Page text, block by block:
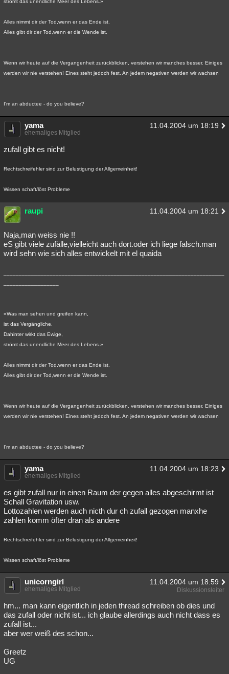
strömt das unendliche Meer des Lebens.»
Alles nimmt dir der Tod,wenn er das Ende ist.
Alles gibt dir der Tod,wenn er die Wende ist.
Wenn wir heute auf die Vergangenheit zurückblicken, verstehen wir manches besser. Einiges
werden wir nie verstehen! Eines steht jedoch fest. An jedem negativen werden wir wachsen
I'm an abductee - do you believe?
yama 11.04.2004 um 18:19
ehemaliges Mitglied
zufall gibt es nicht!
Rechtschreifehler sind zur Belustigung der Allgemeinheit!
Wissen schaft/löst Probleme
raupi 11.04.2004 um 18:21
Naja,man weiss nie !!
eS gibt viele zufälle,vielleicht auch dort.oder ich liege falsch.man
wird sehn wie sich alles entwickelt mit el quaida
«Was man sehen und greifen kann,
ist das Vergängliche.
Dahinter wirkt das Ewige,
strömt das unendliche Meer des Lebens.»
Alles nimmt dir der Tod,wenn er das Ende ist.
Alles gibt dir der Tod,wenn er die Wende ist.
Wenn wir heute auf die Vergangenheit zurückblicken, verstehen wir manches besser. Einiges
werden wir nie verstehen! Eines steht jedoch fest. An jedem negativen werden wir wachsen
I'm an abductee - do you believe?
yama 11.04.2004 um 18:23
ehemaliges Mitglied
es gibt zufall nur in einen Raum der gegen alles abgeschirmt ist
Schall Gravitation usw.
Lottozahlen werden auch nicth dur ch zufall gezogen manxhe
zahlen komm öfter dran als andere
Rechtschreifehler sind zur Belustigung der Allgemeinheit!
Wissen schaft/löst Probleme
unicorngirl 11.04.2004 um 18:59
ehemaliges Mitglied Diskussionsleiter
hm... man kann eigentlich in jeden thread schreiben ob dies und
das zufall oder nicht ist... ich glaube allerdings auch nicht dass es
zufall ist...
aber wer weiß des schon...
Greetz
UG